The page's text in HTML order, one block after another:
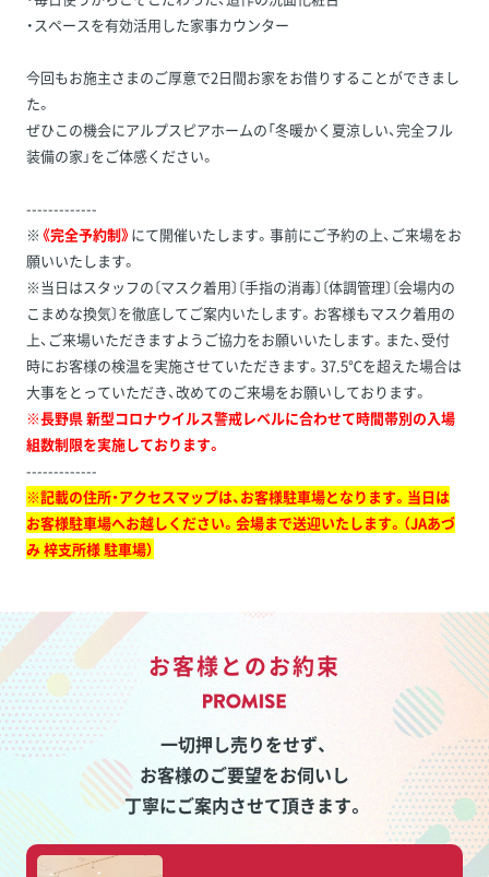
・スペースを有効活用した家事カウンター
今回もお施主さまのご厚意で2日間お家をお借りすることができまし
た。
ぜひこの機会にアルプスピアホームの「冬暖かく夏涼しい、完全フル
装備の家」をご体感ください。
-------------
※ 《完全予約制》にて開催いたします。事前にご予約の上、ご来場をお
願いいたします。
※当日はスタッフの〔マスク着用〕〔手指の消毒〕〔体調管理〕〔会場内の
こまめな換気〕を徹底してご案内いたします。お客様もマスク着用の
上、ご来場いただきますようご協力をお願いいたします。また、受付
時にお客様の検温を実施させていただきます。37.5℃を超えた場合は
大事をとっていただき、改めてのご来場をお願いしております。
※長野県 新型コロナウイルス警戒レベルに合わせて時間帯別の入場
組数制限を実施しております。
-------------
※記載の住所・アクセスマップは、お客様駐車場となります。当日は
お客様駐車場へお越しください。会場まで送迎いたします。（JAあづ
み 梓支所様 駐車場）
お客様とのお約束
一切押し売りをせず、
お客様のご要望をお伺いし
丁寧にご案内させて頂きます。